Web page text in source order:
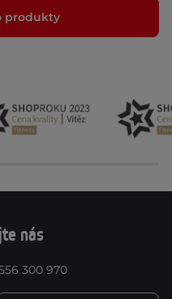
produkty
nás
300 970